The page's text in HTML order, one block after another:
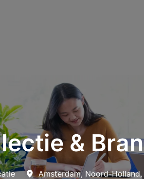
&
Amsterdam, Noord-Holland,